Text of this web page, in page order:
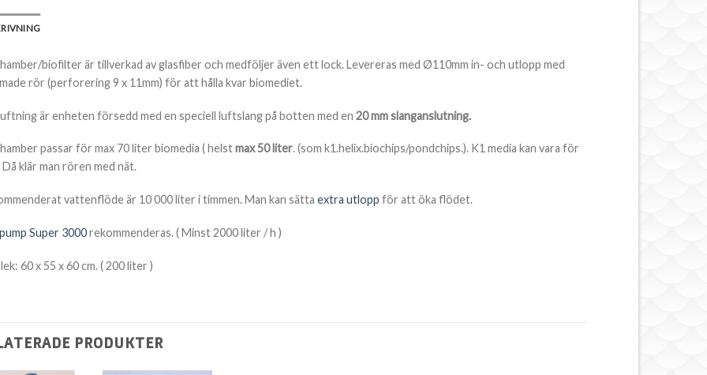
biofilter är tillverkad av glasfiber och medföljer även ett lock. Levereras med Ø110mm in- och utlopp med
rör (perforering 9 x 11mm) för att hålla kvar biomediet.
är enheten försedd med en speciell luftslang på botten med en 20 mm slanganslutning.
passar för max 70 liter biomedia ( helstmax 50 liter. (som k1.helix.biochips/pondchips.). K1 media kan vara för
Då klär man rören med nät.
vattenflöde är 10 000 liter i timmen. Man kan sätta extra utlopp för att öka flödet.
Super 3000rekommenderas. ( Minst 2000 liter / h )
60 x 55 x 60 cm. ( 200 liter )
PRODUKTER